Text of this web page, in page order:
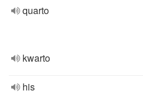
quarto
kwarto
his